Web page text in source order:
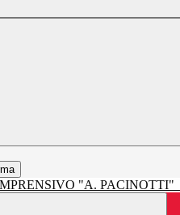
"A. PACINOTTI"